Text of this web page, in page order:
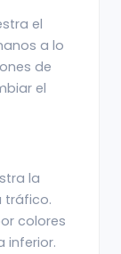
el
a lo
de
el
la
tráfico.
colores
inferior.